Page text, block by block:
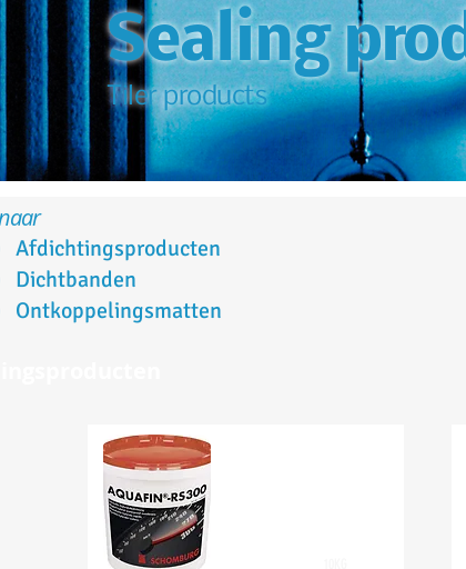
Sealing
Tiler products
Afdichtingsproducten
Dichtbanden
Ontkoppelingsmatten